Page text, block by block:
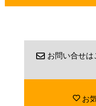
お問い合せは
お